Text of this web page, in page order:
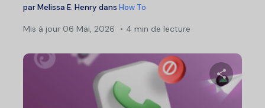
parMelissa E. Henry dans How To
Mis à jour 06 Mai, 2026 4 min de lecture